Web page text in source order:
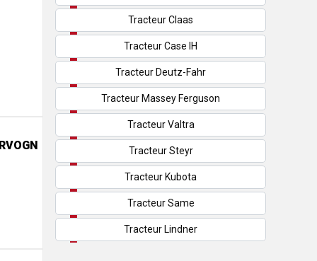
Tracteur Claas
Tracteur Case IH
Tracteur Deutz-Fahr
Tracteur Massey Ferguson
Tracteur Valtra
Tracteur Steyr
Tracteur Kubota
Tracteur Same
Tracteur Lindner